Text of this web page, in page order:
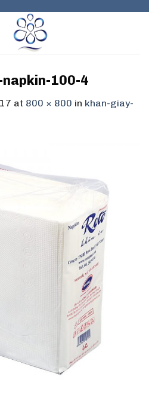
100-4
at 800 × 800 in khan-giay-